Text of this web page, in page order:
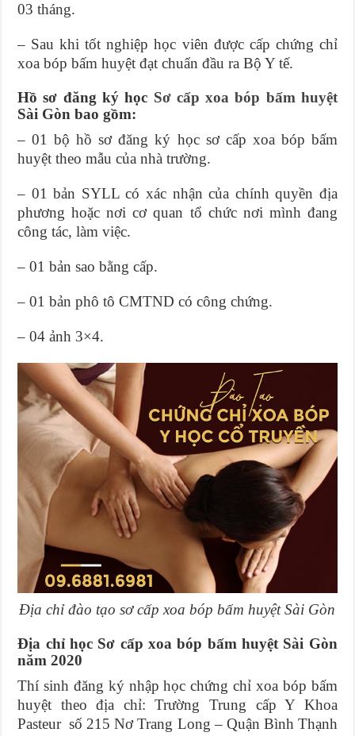
03 tháng.
– Sau khi tốt nghiệp học viên được cấp chứng chỉ
xoa bóp bấm huyệt đạt chuẩn đầu ra Bộ Y tế.
Hồ sơ đăng ký học Sơ cấp xoa bóp bấm huyệt
Sài Gòn bao gồm:
– 01 bộ hồ sơ đăng ký học sơ cấp xoa bóp bấm
huyệt theo mẫu của nhà trường.
– 01 bản SYLL có xác nhận của chính quyền địa
phương hoặc nơi cơ quan tổ chức nơi mình đang
công tác, làm việc.
– 01 bản sao bằng cấp.
– 01 bản phô tô CMTND có công chứng.
– 04 ảnh 3×4.
Địa chỉ đào tạo sơ cấp xoa bóp bấm huyệt Sài Gòn
Địa chỉ học Sơ cấp xoa bóp bấm huyệt Sài Gòn
năm 2020
Thí sinh đăng ký nhập học chứng chỉ xoa bóp bấm
huyệt theo địa chỉ: Trường Trung cấp Y Khoa
Pasteur số 215 Nơ Trang Long – Quận Bình Thạnh